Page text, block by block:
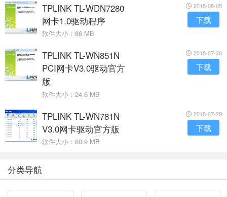
TPLINK TL-WDN7280
网卡1.0驱动程序
软件大小：86 MB
2018-08-05
下载
TPLINK TL-WN851N
PCI网卡V3.0驱动官方
版
软件大小：24.6 MB
2018-07-30
下载
TPLINK TL-WN781N
V3.0网卡驱动官方版
软件大小：60.9 MB
2018-07-29
下载
分类导航